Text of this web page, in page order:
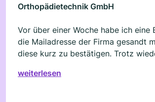
Orthopädietechnik GmbH
Vor über einer Woche habe ich eine
die Mailadresse der Firma gesandt
diese kurz zu bestätigen. Trotz
einfach niemand. In der zuständigen
weiterlesen